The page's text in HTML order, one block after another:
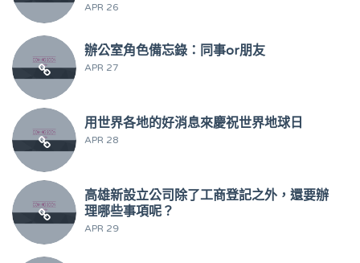
APR 26
辦公室角色備忘錄：同事or朋友
APR 27
用世界各地的好消息來慶祝世界地球日
APR 28
高雄新設立公司除了工商登記之外，還要辦
理哪些事項呢？
APR 29